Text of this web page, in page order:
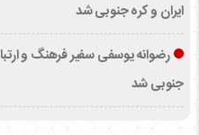
ایران و کره جنوبی شد
رضوانه یوسفی سفیر فرهنگ و
جنوبی شد